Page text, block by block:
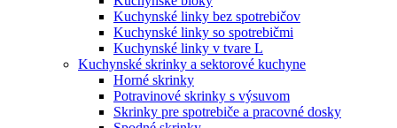
Kuchynské linky bez spotrebičov
Kuchynské linky so spotrebičmi
Kuchynské linky v tvare L
Kuchynské skrinky a sektorové kuchyne
Horné skrinky
Potravinové skrinky s výsuvom
Skrinky pre spotrebiče a pracovné dosky